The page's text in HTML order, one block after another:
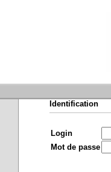
Identification
Login
Mot de passe